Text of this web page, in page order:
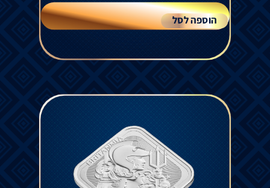
הוספה לסל